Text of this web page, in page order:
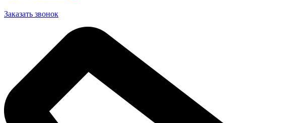
Заказать звонок